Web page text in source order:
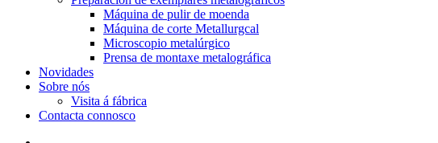
Máquina de pulir de moenda
Máquina de corte Metallurgcal
Microscopio metalúrgico
Prensa de montaxe metalográfica
Novidades
Sobre nós
Visita á fábrica
Contacta connosco